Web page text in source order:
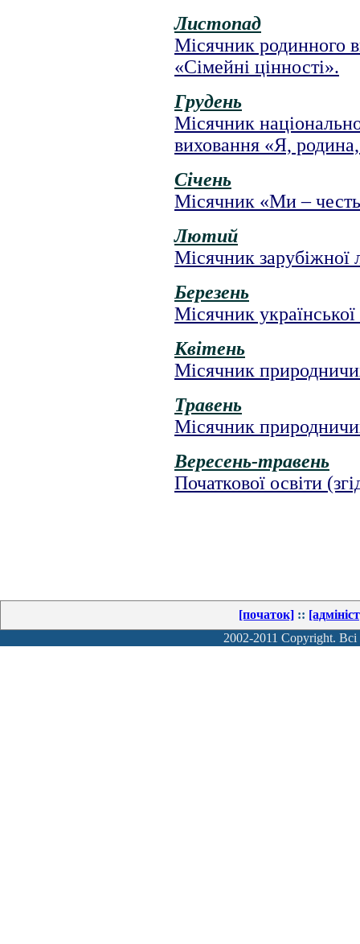
Листопад
Місячник родинного
«Сімейні цінності».
Грудень
Місячник
виховання «Я,
Січень
Місячник «Ми – честь
Лютий
Місячник зарубіжної
Березень
Місячник
Квітень
Місячник
Травень
Місячник
Вересень-травень
Початкової освіти
[початок] ::
2002-2011 Copyright.